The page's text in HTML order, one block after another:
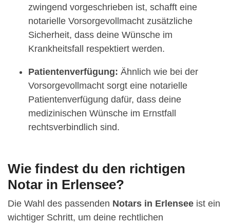
zwingend vorgeschrieben ist, schafft eine
notarielle Vorsorgevollmacht zusätzliche
Sicherheit, dass deine Wünsche im
Krankheitsfall respektiert werden.
Patientenverfügung: Ähnlich wie bei der
Vorsorgevollmacht sorgt eine notarielle
Patientenverfügung dafür, dass deine
medizinischen Wünsche im Ernstfall
rechtsverbindlich sind.
Wie findest du den richtigen
Notar in Erlensee?
Die Wahl des passenden Notars in Erlensee ist ein
wichtiger Schritt, um deine rechtlichen